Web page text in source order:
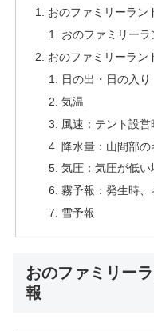
おのファミリーラン
おのファミリー
おのファミリーラン
日の出・日の入り
気温
風速：テント設
降水量：山間部
気圧：気圧が低
霧予報：発生時
雪予報
おのファミリー
報